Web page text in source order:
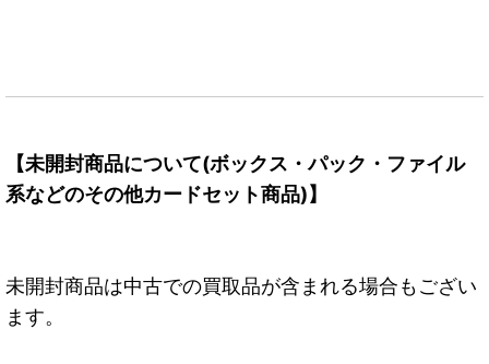
【未開封商品について(ボックス・パック・ファイル
系などのその他カードセット商品)】
未開封商品は中古での買取品が含まれる場合もござい
ます。